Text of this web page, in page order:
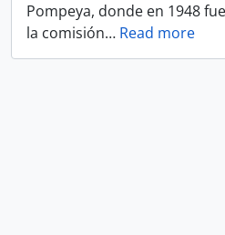
Pompeya, donde en 1948
la comisión… Read more